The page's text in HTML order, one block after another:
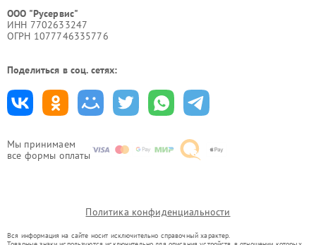
Мы принимаем
все формы оплаты
ООО "Русервис"
ИНН 7702633247
ОГРН 1077746335776
Поделиться в соц. сетях:
Политика конфиденциальности
Вся информация на сайте носит исключительно справочный характер.